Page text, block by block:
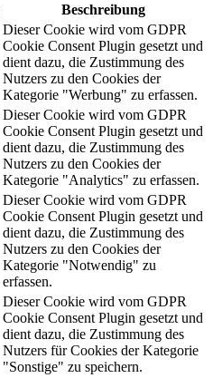
Beschreibung
Dieser Cookie wird vom GDPR
Cookie Consent Plugin gesetzt und
dient dazu, die Zustimmung des
Nutzers zu den Cookies der
Kategorie "Werbung" zu erfassen.
Dieser Cookie wird vom GDPR
Cookie Consent Plugin gesetzt und
dient dazu, die Zustimmung des
Nutzers zu den Cookies der
Kategorie "Analytics" zu erfassen.
Dieser Cookie wird vom GDPR
Cookie Consent Plugin gesetzt und
dient dazu, die Zustimmung des
Nutzers zu den Cookies der
Kategorie "Notwendig" zu
erfassen.
Dieser Cookie wird vom GDPR
Cookie Consent Plugin gesetzt und
dient dazu, die Zustimmung des
Nutzers für Cookies der Kategorie
"Sonstige" zu speichern.